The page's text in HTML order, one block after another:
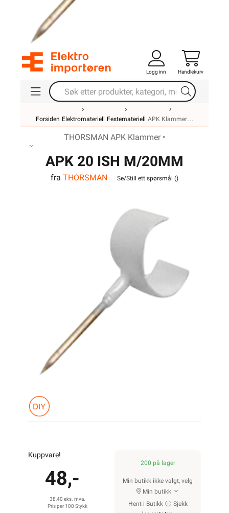
Logg inn Handlekurv
Forsiden Elektromateriell Festemateriell APK Klammer
THORSMAN APK Klammer •
APK 20 ISH M/20MM
STIFT
fra THORSMAN Se/Still ett spørsmål ()
Kuppvare!
48,-
38,40 eks. mva.
Pris per 100 Stykk
200 på lager
Min butikk ikke valgt, velg
Min butikk
Hent-i-Butikk
Sjekk